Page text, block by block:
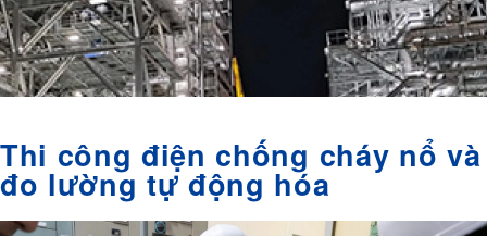
Thi công điện chống cháy nổ và
đo lường tự động hóa